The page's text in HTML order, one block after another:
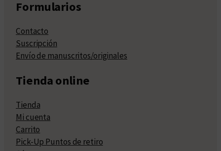
Formularios
Contacto
Suscripción
Envío de manuscritos/originales
Tienda online
Tienda
Mi cuenta
Carrito
Pick-Up Puntos de retiro